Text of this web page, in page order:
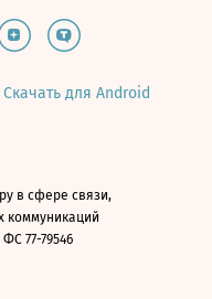
Скачать для Android
в сфере связи,
коммуникаций
77-79546